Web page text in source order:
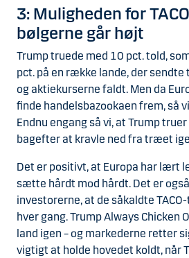
3: Muligheden for
bølgerne går højt
Trump truede med 10 pct. told,
pct. på en række lande, der sendte
og aktiekurserne faldt. Men da
finde handelsbazookaen frem, så
Endnu engang så vi, at Trump
bagefter at kravle ned fra træet
Det er positivt, at Europa har lært
sætte hårdt mod hårdt. Det er
investorerne, at de såkaldte
hver gang. Trump Always Chicken
land igen – og markederne retter
vigtigt at holde hovedet koldt, når